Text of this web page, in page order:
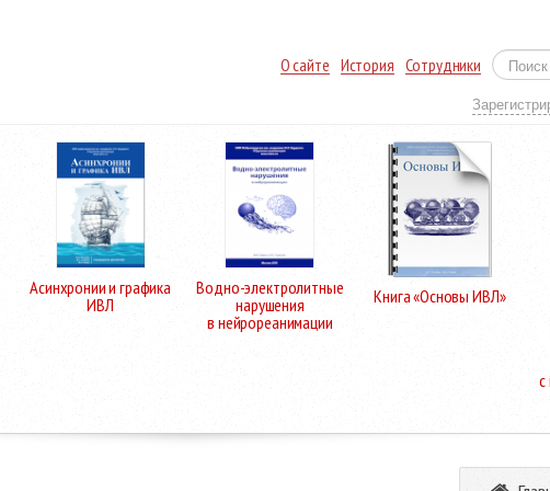
О сайте История Сотрудники
Асинхронии и графика
ИВЛ
Водно-электролитные
нарушения
в нейрореанимации
Книга «Основы ИВЛ»
с